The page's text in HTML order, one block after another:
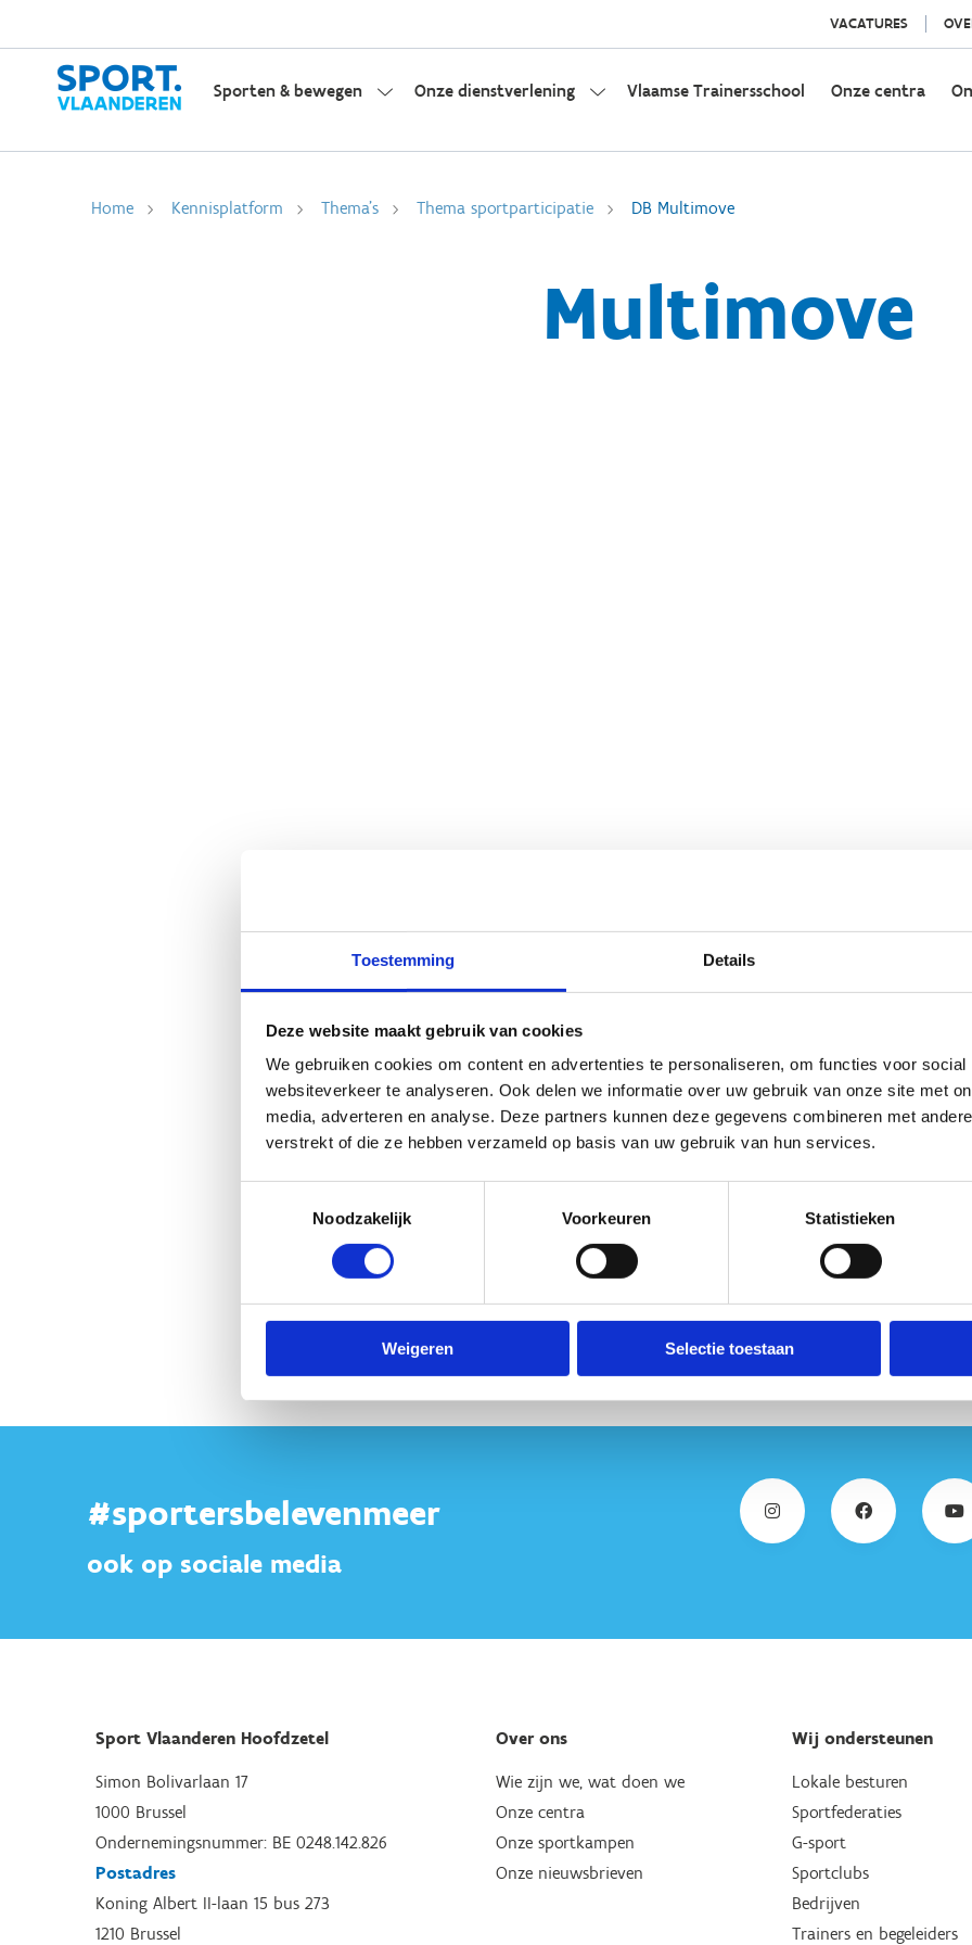
Toestemming Details
Deze website maakt gebruik van cookies
We gebruiken cookies om content en advertenties te personaliseren, om functies voor
websiteverkeer te analyseren. Ook delen we informatie over uw gebruik van onze site met
media, adverteren en analyse. Deze partners kunnen deze gegevens combineren met
verstrekt of die ze hebben verzameld op basis van uw gebruik van hun services.
Noodzakelijk
Voorkeuren Statistieken
Weigeren Selectie toestaan
VACATURES
Sporten & bewegen Onze dienstverlening Vlaamse Trainersschool Onze centra
Home Kennisplatform Thema's Thema sportparticipatie DB Multimove
Multimove
#sportersbelevenmeer
ook op sociale media
Sport Vlaanderen Hoofdzetel
Simon Bolivarlaan 17
1000 Brussel
Ondernemingsnummer: BE 0248.142.826
Postadres
Koning Albert II-laan 15 bus 273
1210 Brussel
Over ons
Wie zijn we, wat doen we
Onze centra
Onze sportkampen
Onze nieuwsbrieven
Wij ondersteunen
Lokale besturen
Sportfederaties
G-sport
Sportclubs
Bedrijven
Trainers en begeleiders